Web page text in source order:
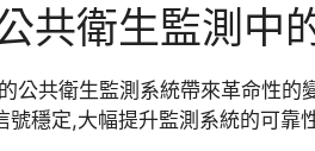
共衛生監測中
公共衛生監測系統帶來革命性的
穩定,大幅提升監測系統的可靠